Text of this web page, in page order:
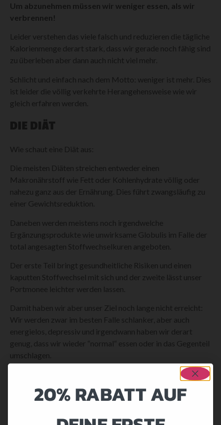
Um abzunehmen müssen wir weniger essen, als wir
verbrennen!
Leider verstehen das viele falsch und reduzieren die tägliche
Kalorienmenge derart stark, dass wir gerade noch fähig sind
zu überleben aber dann auch nicht viel mehr.
Schlicht und einfach nach dem Motto: weniger ist mehr. Dies
ist leider die völlig verkehrte Herangehensweise wie wir
gleich erfahren werden.
DIE DIÄT
Wie schaut eine Diät aus:
Die meisten Diäten streichen entweder einen
Makronährstoff wie Fett oder Kohlenhydrate völlig oder
nahezu ganz aus der Ernährung. Dies führt zwangsläufig zu
einer Gewichtsreduktion.
Daneben werden meistens noch irgendwelche
Ergänzungsprodukte wie unwirksame Globulis im Falle der
total angesagten Stoffwechselkuren angeboten.
Der erste Teil bringt gesundheitliche Risiken und einen
kaputten Stoffwechsel mit sich und der zweite lässt unser
Portmonee leichter werden lassen.
Damit haben wir aber unser Ziel noch lange nicht erreicht:
Wir werden zwar im besten Falle schlanker, aber auch
energielos, depressiv und irgendwann haben wir derart
genug, dass wir wieder “normal“ essen oder in das Gegenteil
umschlagen.
Doch wie schaut eine gute Diät wirklich aus?
20% RABATT AUF